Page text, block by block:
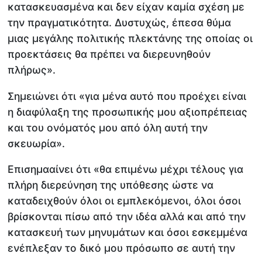
κατασκευασμένα και δεν είχαν καμία σχέση με
την πραγματικότητα. Δυστυχώς, έπεσα θύμα
μιας μεγάλης πολιτικής πλεκτάνης της οποίας οι
προεκτάσεις θα πρέπει να διερευνηθούν
πλήρως».
Σημειώνει ότι «για μένα αυτό που προέχει είναι
η διαφύλαξη της προσωπικής μου αξιοπρέπειας
και του ονόματός μου από όλη αυτή την
σκευωρία».
Επισημααίνει ότι «θα επιμένω μέχρι τέλους για
πλήρη διερεύνηση της υπόθεσης ώστε να
καταδειχθούν όλοι οι εμπλεκόμενοι, όλοι όσοι
βρίσκονται πίσω από την ιδέα αλλά και από την
κατασκευή των μηνυμάτων και όσοι εσκεμμένα
ενέπλεξαν το δικό μου πρόσωπο σε αυτή την